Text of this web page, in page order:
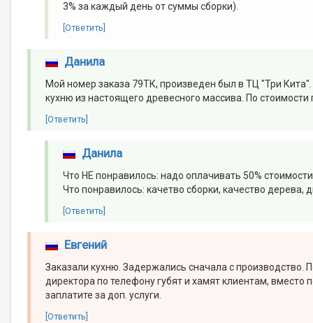
3% за каждый день от суммы сборки).
[Ответить]
Данила
Мой номер заказа 79ТК, произведен был в ТЦ "Три
кухню из настоящего древесного массива. По стоимости
[Ответить]
Данила
Что НЕ понравилось: надо оплачивать 50%
Что понравилось: качетво сборки, качество
[Ответить]
Евгений
Заказали кухню. Задержались сначала с
директора по телефону губят и хамят клиентам,
заплатите за доп. услуги.
[Ответить]